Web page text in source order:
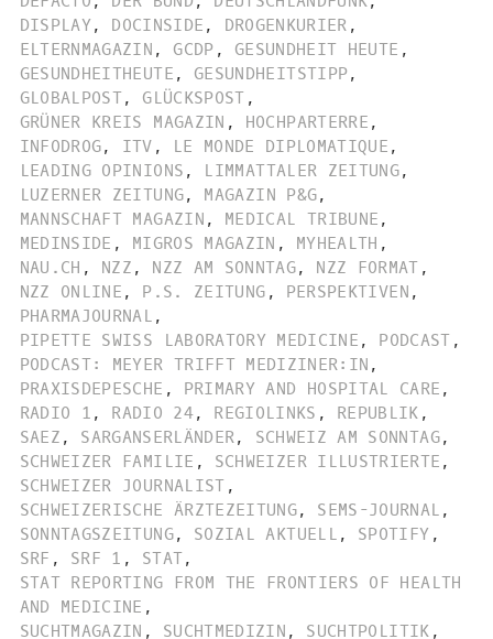
DISPLAY, DOCINSIDE , DROGENKURIER ,
ELTERNMAGAZIN , GCDP , GESUNDHEIT HEUTE ,
GESUNDHEITHEUTE , GESUNDHEITSTIPP,
GLOBALPOST, GLÜCKSPOST ,
GRÜNER KREIS MAGAZIN , HOCHPARTERRE ,
INFODROG, ITV , LE MONDE DIPLOMATIQUE ,
LEADING OPINIONS , LIMMATTALER ZEITUNG,
LUZERNER ZEITUNG, MAGAZIN P&G,
MANNSCHAFT MAGAZIN , MEDICAL TRIBUNE ,
MEDINSIDE , MIGROS MAGAZIN , MYHEALTH ,
NAU.CH , NZZ , NZZ AM SONNTAG, NZZ FORMAT ,
NZZ ONLINE , P.S. ZEITUNG , PERSPEKTIVEN ,
PHARMAJOURNAL ,
PIPETTE SWISS LABORATORY MEDICINE , PODCAST ,
PODCAST: MEYER TRIFFT MEDIZINER:IN ,
PRAXISDEPESCHE , PRIMARY AND HOSPITAL CARE ,
RADIO 1 , RADIO 24, REGIOLINKS , REPUBLIK ,
SAEZ , SARGANSERLÄNDER, SCHWEIZ AM SONNTAG,
SCHWEIZER FAMILIE , SCHWEIZER ILLUSTRIERTE ,
SCHWEIZER JOURNALIST ,
SCHWEIZERISCHE ÄRZTEZEITUNG, SEMS-JOURNAL ,
SONNTAGSZEITUNG, SOZIAL AKTUELL , SPOTIFY ,
SRF , SRF 1 , STAT,
STAT REPORTING FROM THE FRONTIERS OF HEALTH
AND MEDICINE ,
SUCHTMAGAZIN , SUCHTMEDIZIN , SUCHTPOLITIK ,